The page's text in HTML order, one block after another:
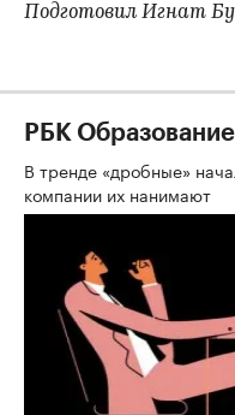
Подготовил Игнат
РБК Образование
В тренде «дробные»
компании их нанимают